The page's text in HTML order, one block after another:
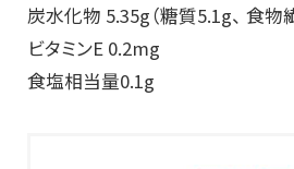
炭水化物 5.35g（糖質5.1g、 食物
ビタミンE 0.2mg
食塩相当量0.1g